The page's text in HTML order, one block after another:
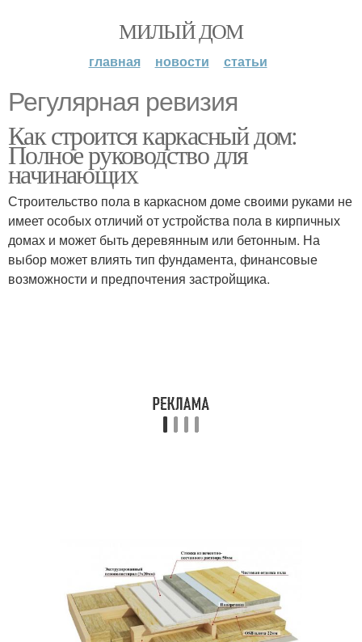
МИЛЫЙ ДОМ
главная новости статьи
Регулярная ревизия
Как строится каркасный дом:
Полное руководство для
начинающих
Строительство пола в каркасном доме своими руками не
имеет особых отличий от устройства пола в кирпичных
домах и может быть деревянным или бетонным. На
выбор может влиять тип фундамента, финансовые
возможности и предпочтения застройщика.